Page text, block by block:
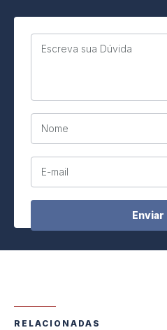
Escreva sua Dúvida
Nome
E-mail
RELACIONADAS